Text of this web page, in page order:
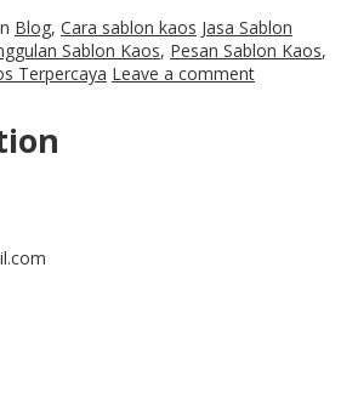
Blog, Cara sablon kaos Jasa Sablon
Sablon Kaos, Pesan Sablon Kaos,
Terpercaya Leave a comment